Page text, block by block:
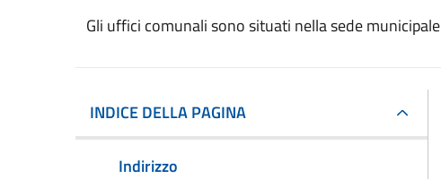
Gli uffici comunali sono situati nella sede municipale
INDICE DELLA PAGINA
Indirizzo